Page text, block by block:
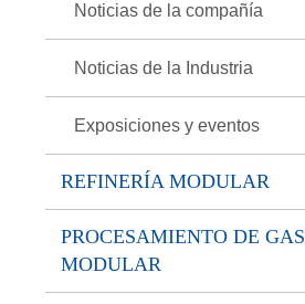
Noticias de la compañía
Noticias de la Industria
Exposiciones y eventos
REFINERÍA MODULAR
PROCESAMIENTO DE GAS
MODULAR